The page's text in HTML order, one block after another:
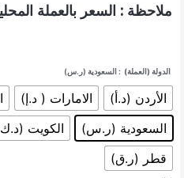
ملاحظة : السعر بالعملة
الدولة (العملة) : السعودية (ر.س)
الأردن (د.أ) الامارات ( د.إ)
السعودية (ر.س)
الكويت
قطر (ر.ق)